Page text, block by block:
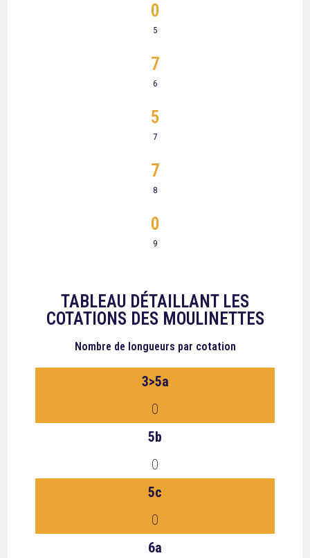
5
0
6
7
7
5
8
7
9
0
TABLEAU DÉTAILLANT LES
COTATIONS DES MOULINETTES
Nombre de longueurs par cotation
3>5a
0
5b
0
5c
0
6a